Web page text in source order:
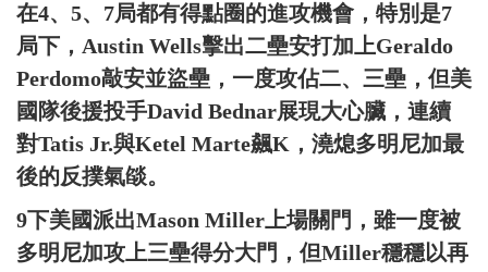
在4、5、7局都有得點圈的進攻機會，特別是7
局下，Austin Wells擊出二壘安打加上Geraldo
Perdomo敲安並盜壘，一度攻佔二、三壘，但美
國隊後援投手David Bednar展現大心臟，連續
對Tatis Jr.與Ketel Marte飆K，澆熄多明尼加最
後的反撲氣燄。
9下美國派出Mason Miller上場關門，雖一度被
多明尼加攻上三壘得分大門，但Miller穩穩以再